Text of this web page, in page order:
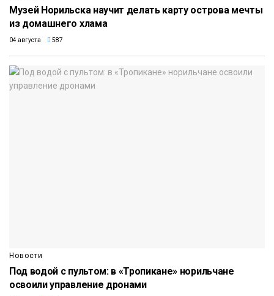
Музей Норильска научит делать карту острова мечты
из домашнего хлама
04 августа 587
Новости
Под водой с пультом: в «Тропикане» норильчане
освоили управление дронами